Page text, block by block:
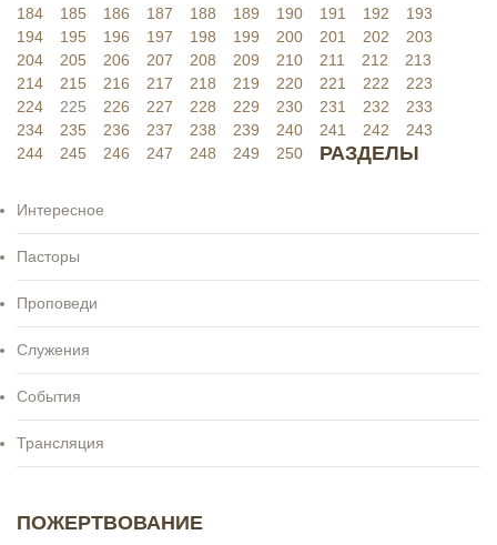
184
185 186 187 188 189 190 191 192
193
194
195 196 197 198 199 200 201 202
203
204
205 206 207 208 209 210 211 212
213
214
215 216 217 218 219 220 221 222
223
224
225 226 227 228 229 230 231 232
233
234
235 236 237 238 239 240 241 242
243
244
245 246 247 248 249 250 РАЗДЕЛЫ
Интересное
Пасторы
Проповеди
Служения
События
Трансляция
ПОЖЕРТВОВАНИЕ